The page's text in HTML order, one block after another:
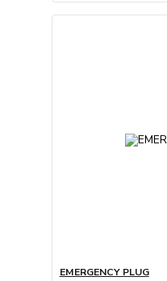
EMERGENCY PLUG